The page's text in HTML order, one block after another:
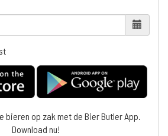
bieren op zak met de Bier Butler App.
Download nu!